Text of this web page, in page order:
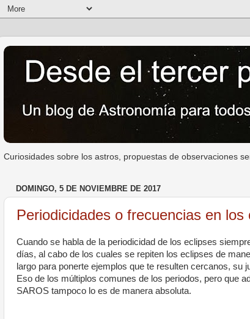
Curiosidades sobre los astros, propuestas de observaciones
DOMINGO, 5 DE NOVIEMBRE DE 2017
Periodicidades o frecuencias en los
Cuando se habla de la periodicidad de los eclipses
días, al cabo de los cuales se repiten los eclipses de
largo para ponerte ejemplos que te resulten cercanos, su
Eso de los múltiplos comunes de los periodos, pero que
SAROS tampoco lo es de manera absoluta.